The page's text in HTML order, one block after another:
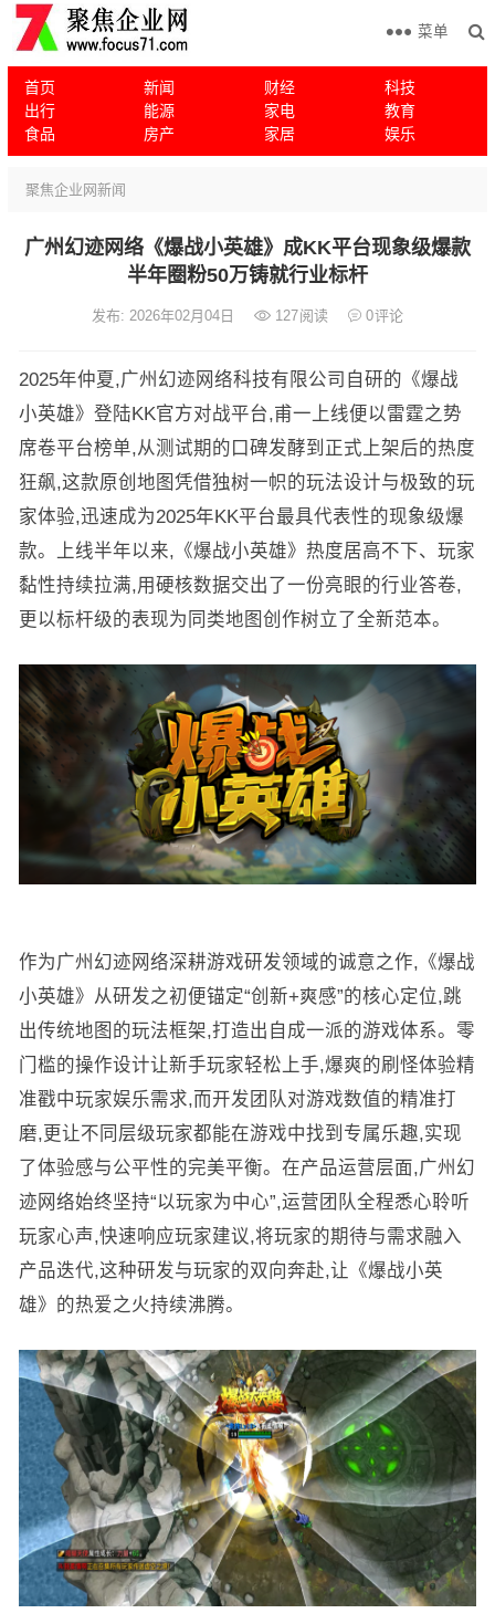
首页 新闻 财经
科技
出行
能源 家电
教育
食品
房产 家居 娱乐
菜单
聚焦企业网新闻
广州幻迹网络《爆战小英雄》成KK平台现象级爆款
半年圈粉50万铸就行业标杆
发布: 2026年02月04日 127阅读 0评论
2025年仲夏,广州幻迹网络科技有限公司自研的《爆战
小英雄》登陆KK官方对战平台,甫一上线便以雷霆之势
席卷平台榜单,从测试期的口碑发酵到正式上架后的热度
狂飙,这款原创地图凭借独树一帜的玩法设计与极致的玩
家体验,迅速成为2025年KK平台最具代表性的现象级爆
款。上线半年以来,《爆战小英雄》热度居高不下、玩家
黏性持续拉满,用硬核数据交出了一份亮眼的行业答卷,
更以标杆级的表现为同类地图创作树立了全新范本。
作为广州幻迹网络深耕游戏研发领域的诚意之作,《爆战
小英雄》从研发之初便锚定“创新+爽感”的核心定位,跳
出传统地图的玩法框架,打造出自成一派的游戏体系。零
门槛的操作设计让新手玩家轻松上手,爆爽的刷怪体验精
准戳中玩家娱乐需求,而开发团队对游戏数值的精准打
磨,更让不同层级玩家都能在游戏中找到专属乐趣,实现
了体验感与公平性的完美平衡。在产品运营层面,广州幻
迹网络始终坚持“以玩家为中心”,运营团队全程悉心聆听
玩家心声,快速响应玩家建议,将玩家的期待与需求融入
产品迭代,这种研发与玩家的双向奔赴,让《爆战小英
雄》的热爱之火持续沸腾。